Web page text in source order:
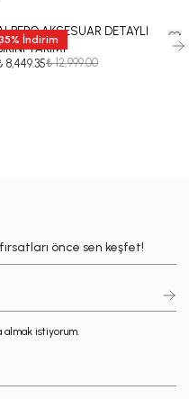
35% İndirim
AKSESUAR DETAYLI
TAKIMI
8,449.35₺ 12,999.00
önce sen keşfet!
almak istiyorum.